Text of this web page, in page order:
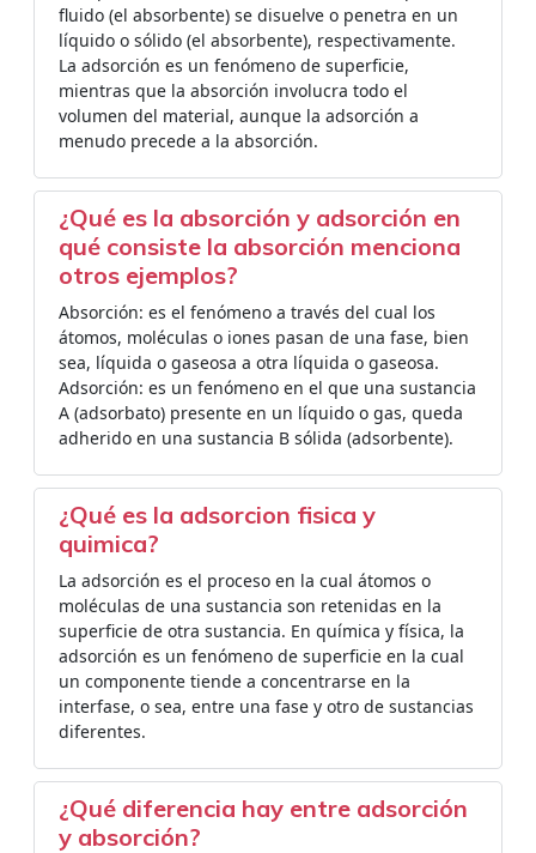
fluido (el absorbente) se disuelve o penetra en un
líquido o sólido (el absorbente), respectivamente. ​
La adsorción es un fenómeno de superficie,
mientras que la absorción involucra todo el
volumen del material, aunque la adsorción a
menudo precede a la absorción.
¿Qué es la absorción y adsorción en
qué consiste la absorción menciona
otros ejemplos?
Absorción: es el fenómeno a través del cual los
átomos, moléculas o iones pasan de una fase, bien
sea, líquida o gaseosa a otra líquida o gaseosa.
Adsorción: es un fenómeno en el que una sustancia
A (adsorbato) presente en un líquido o gas, queda
adherido en una sustancia B sólida (adsorbente).
¿Qué es la adsorcion fisica y
quimica?
La adsorción es el proceso en la cual átomos o
moléculas de una sustancia son retenidas en la
superficie de otra sustancia. En química y física, la
adsorción es un fenómeno de superficie en la cual
un componente tiende a concentrarse en la
interfase, o sea, entre una fase y otro de sustancias
diferentes.
¿Qué diferencia hay entre adsorción
y absorción?